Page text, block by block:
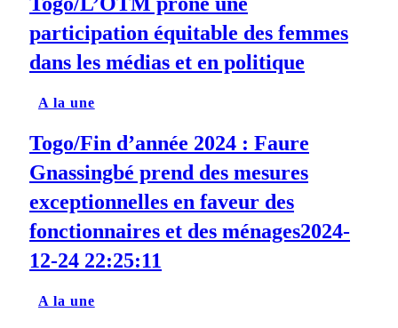
participation équitable des femmes
dans les médias et en politique
A la une
Togo/Fin d’année 2024 : Faure
Gnassingbé prend des mesures
exceptionnelles en faveur des
fonctionnaires et des ménages2024-
12-24 22:25:11
A la une